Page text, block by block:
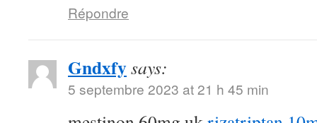
Répondre
Gndxfysays:
5 septembre 2023 at 21 h 45 min